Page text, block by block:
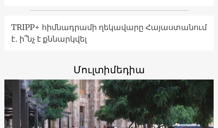
TRIPP+ հիմնադրամի ղեկավարը Հայաստանում
է․ ի՞նչ է քննարկվել
Մուլտիմեդիա